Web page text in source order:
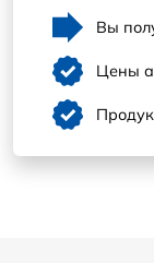
Вы
Цены